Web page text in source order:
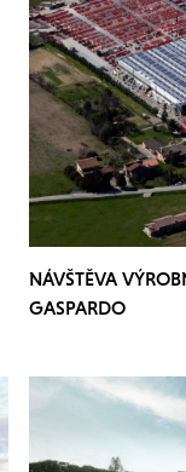
NÁVŠTĚVA
GASPARDO